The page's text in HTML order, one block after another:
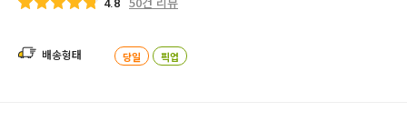
4.8
배송형태 당일 픽업